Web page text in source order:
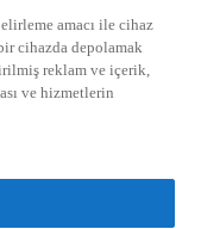
amacı ile cihaz
cihazda depolamak
reklam ve içerik,
ve hizmetlerin